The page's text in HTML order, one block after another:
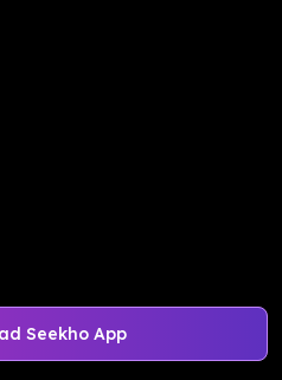
Seekho App